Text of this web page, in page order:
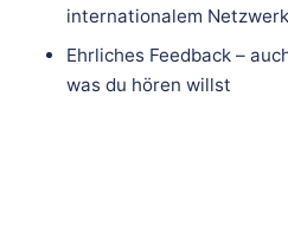
internationalem Netzwerk
Ehrliches Feedback –
was du hören willst